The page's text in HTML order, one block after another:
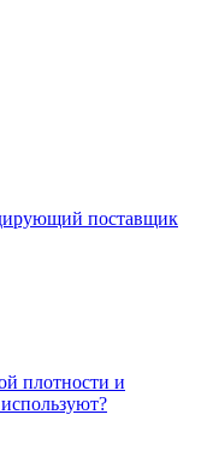
поставщик
плотности и